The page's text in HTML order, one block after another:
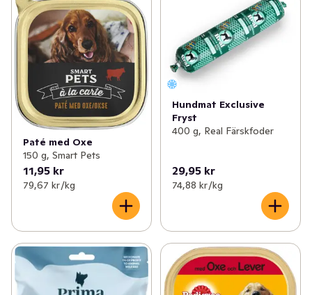
Paté med Oxe
150 g, Smart Pets
11,95 kr
79,67 kr /kg
Hundmat Exclusive
Fryst
400 g, Real Färskfoder
29,95 kr
74,88 kr /kg